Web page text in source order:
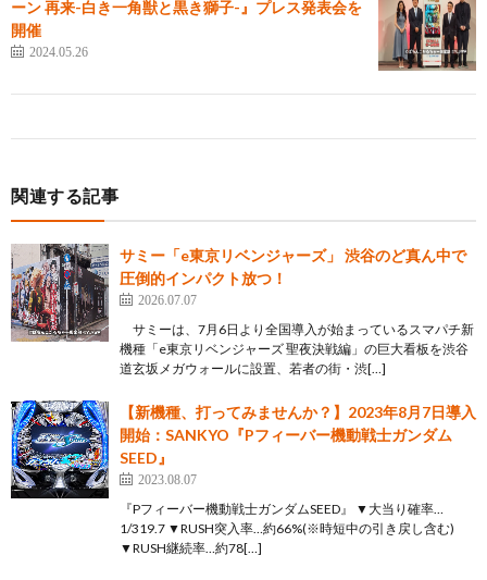
ーン 再来-白き一角獣と黒き獅子-』プレス発表会を
開催
2024.05.26
関連する記事
サミー「e東京リベンジャーズ」 渋谷のど真ん中で
圧倒的インパクト放つ！
2026.07.07
サミーは、7月6日より全国導入が始まっているスマパチ新
機種「e東京リベンジャーズ 聖夜決戦編」の巨大看板を渋谷
道玄坂メガウォールに設置、若者の街・渋[…]
【新機種、打ってみませんか？】2023年8月7日導入
開始：SANKYO『Pフィーバー機動戦士ガンダム
SEED』
2023.08.07
『Pフィーバー機動戦士ガンダムSEED』 ▼大当り確率…
1/319.7 ▼RUSH突入率…約66%(※時短中の引き戻し含む)
▼RUSH継続率…約78[…]